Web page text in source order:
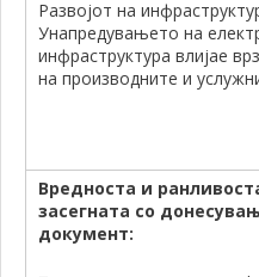
Развојот на
Унапредувањето на
инфраструктура влијае
на производните и
Вредноста и
засегната со
документ: